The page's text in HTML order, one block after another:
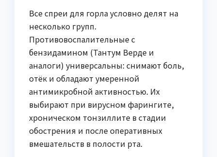
Все спреи для горла условно делят на
несколько групп.
Противовоспалительные с
бензидамином (Тантум Верде и
аналоги) универсальны: снимают боль,
отёк и обладают умеренной
антимикробной активностью. Их
выбирают при вирусном фарингите,
хроническом тонзиллите в стадии
обострения и после оперативных
вмешательств в полости рта.